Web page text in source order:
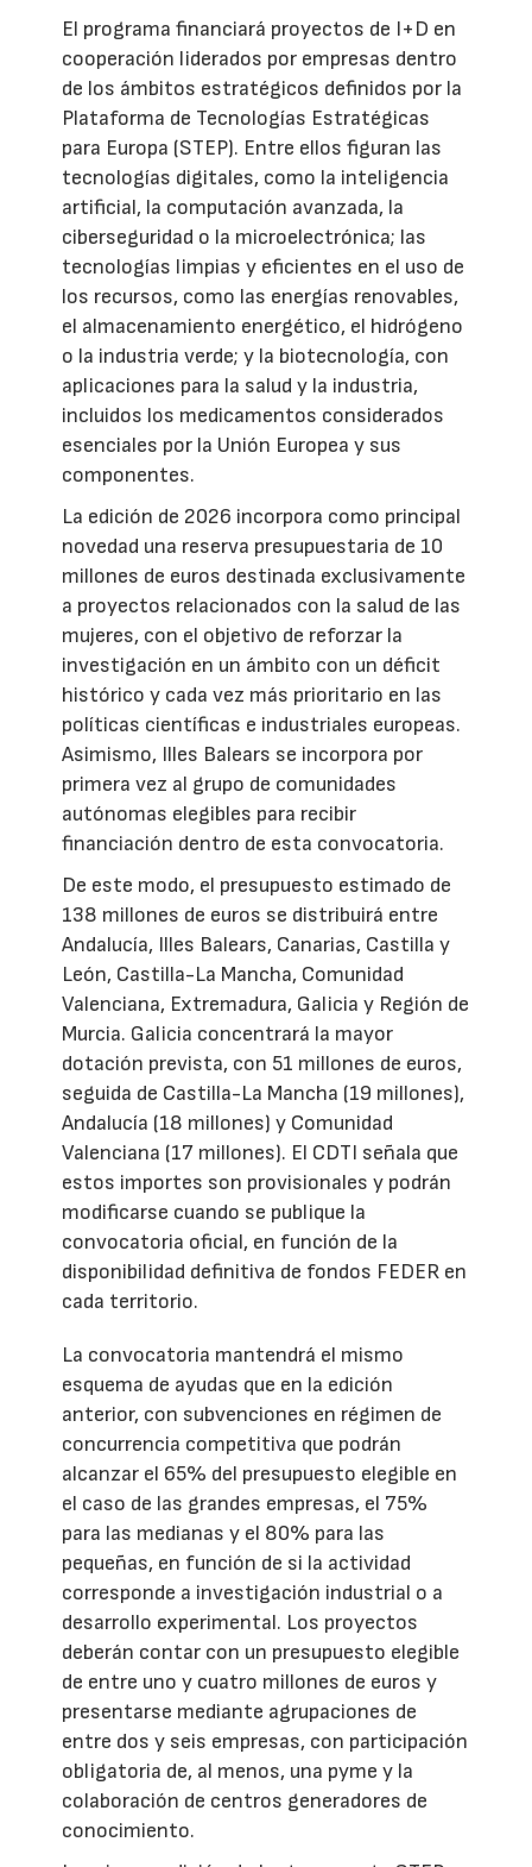
El programa financiará proyectos de I+D en
cooperación liderados por empresas dentro
de los ámbitos estratégicos definidos por la
Plataforma de Tecnologías Estratégicas
para Europa (STEP). Entre ellos figuran las
tecnologías digitales, como la inteligencia
artificial, la computación avanzada, la
ciberseguridad o la microelectrónica; las
tecnologías limpias y eficientes en el uso de
los recursos, como las energías renovables,
el almacenamiento energético, el hidrógeno
o la industria verde; y la biotecnología, con
aplicaciones para la salud y la industria,
incluidos los medicamentos considerados
esenciales por la Unión Europea y sus
componentes.
La edición de 2026 incorpora como principal
novedad una reserva presupuestaria de 10
millones de euros destinada exclusivamente
a proyectos relacionados con la salud de las
mujeres, con el objetivo de reforzar la
investigación en un ámbito con un déficit
histórico y cada vez más prioritario en las
políticas científicas e industriales europeas.
Asimismo, Illes Balears se incorpora por
primera vez al grupo de comunidades
autónomas elegibles para recibir
financiación dentro de esta convocatoria.
De este modo, el presupuesto estimado de
138 millones de euros se distribuirá entre
Andalucía, Illes Balears, Canarias, Castilla y
León, Castilla-La Mancha, Comunidad
Valenciana, Extremadura, Galicia y Región de
Murcia. Galicia concentrará la mayor
dotación prevista, con 51 millones de euros,
seguida de Castilla-La Mancha (19 millones),
Andalucía (18 millones) y Comunidad
Valenciana (17 millones). El CDTI señala que
estos importes son provisionales y podrán
modificarse cuando se publique la
convocatoria oficial, en función de la
disponibilidad definitiva de fondos FEDER en
cada territorio.
La convocatoria mantendrá el mismo
esquema de ayudas que en la edición
anterior, con subvenciones en régimen de
concurrencia competitiva que podrán
alcanzar el 65% del presupuesto elegible en
el caso de las grandes empresas, el 75%
para las medianas y el 80% para las
pequeñas, en función de si la actividad
corresponde a investigación industrial o a
desarrollo experimental. Los proyectos
deberán contar con un presupuesto elegible
de entre uno y cuatro millones de euros y
presentarse mediante agrupaciones de
entre dos y seis empresas, con participación
obligatoria de, al menos, una pyme y la
colaboración de centros generadores de
conocimiento.